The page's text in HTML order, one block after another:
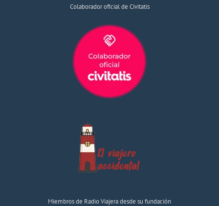
Colaborador oficial de Civitatis
Miembros de Radio Viajera desde su fundación